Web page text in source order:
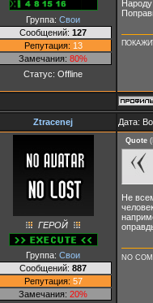
Группа: Свои
Сообщений: 127
Репутация: 13
Замечания: 80%
Статус: Offline
Ztracenej Дата:
ГЕРОЙ
Группа: Свои
Сообщений: 887
Репутация: 57
Замечания: 20%
Quote (
Не
NO